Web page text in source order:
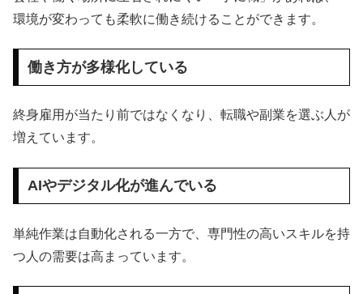
環境が変わっても柔軟に働き続けることができます。
働き方が多様化している
終身雇用が当たり前ではなくなり、転職や副業を選ぶ人が
増えています。
AIやデジタル化が進んでいる
単純作業は自動化される一方で、専門性の高いスキルを持
つ人の需要は高まっています。